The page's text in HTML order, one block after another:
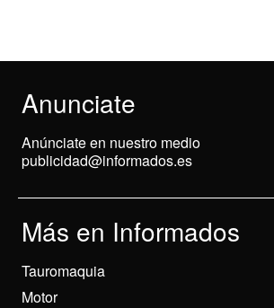
Anunciate
Anúnciate en nuestro medio
publicidad@informados.es
Más en Informados
Tauromaquia
Motor